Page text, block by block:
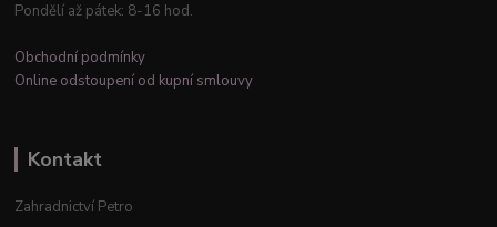
Pondělí až pátek: 8-16 hod.
Obchodní podmínky
Online odstoupení od kupní smlouvy
Kontakt
Zahradnictví Petro